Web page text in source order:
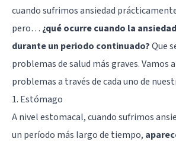
cuando sufrimos ansiedad
pero… ¿qué ocurre cuando la
durante un periodo continuado?Que
problemas de salud más graves. Vamos
problemas a través de cada uno de
1. Estómago
A nivel estomacal, cuando sufrimos
un período más largo de tiempo,